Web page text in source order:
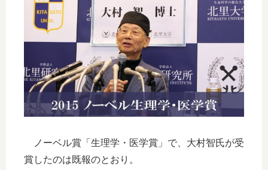
ノーベル賞「生理学・医学賞」で、大村智氏が受
賞したのは既報のとおり。